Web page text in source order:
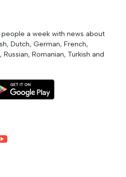
a week with news about
Dutch, German, French,
Russian, Romanian, Turkish and